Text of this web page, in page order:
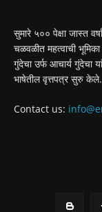
सुमारे ५०० पेक्षा जास्त
चळवळीत महत्वाची
गुंदेचा उर्फ आचार्य गुंदेचा
भाषेतील वृत्तपत्र सुरु केले.
Contact us: